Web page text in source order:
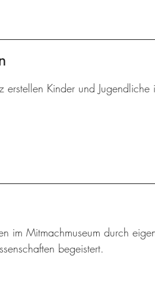
erstellen Kinder und Jugendliche
im Mitmachmuseum durch
begeistert.